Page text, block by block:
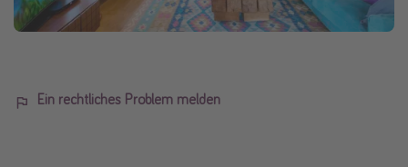
Ein rechtliches Problem melden